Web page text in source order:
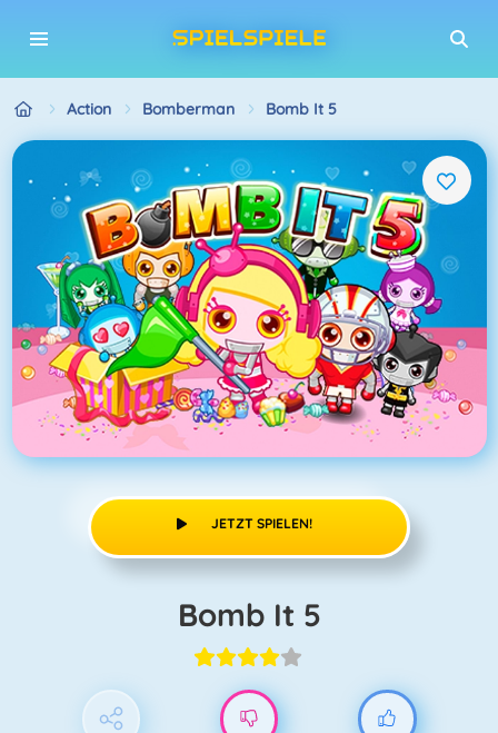
Action Bomberman Bomb It 5
JETZT SPIELEN!
Bomb It 5